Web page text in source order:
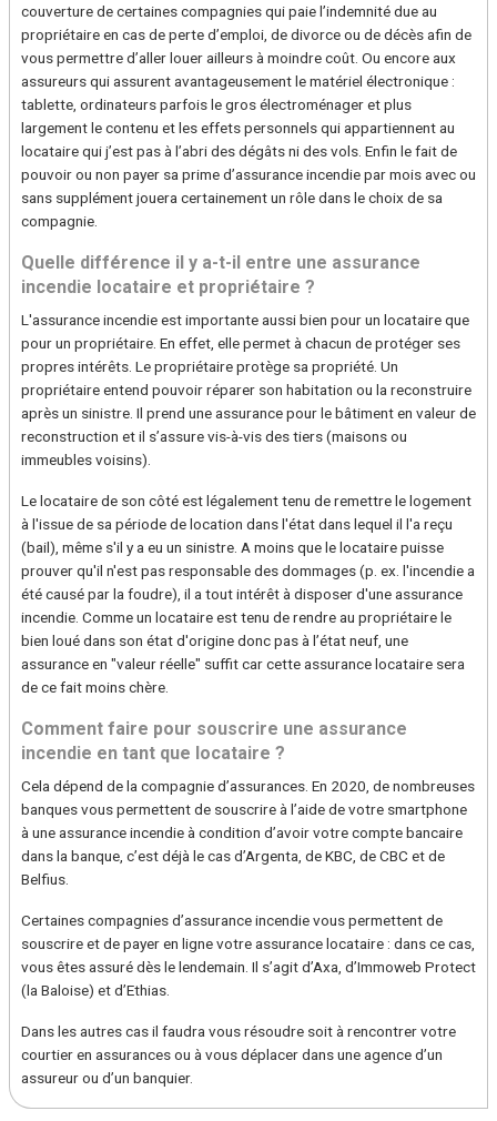
couverture de certaines compagnies qui paie l’indemnité due au
propriétaire en cas de perte d’emploi, de divorce ou de décès afin de
vous permettre d’aller louer ailleurs à moindre coût. Ou encore aux
assureurs qui assurent avantageusement le matériel électronique :
tablette, ordinateurs parfois le gros électroménager et plus
largement le contenu et les effets personnels qui appartiennent au
locataire qui j’est pas à l’abri des dégâts ni des vols. Enfin le fait de
pouvoir ou non payer sa prime d’assurance incendie par mois avec ou
sans supplément jouera certainement un rôle dans le choix de sa
compagnie.
Quelle différence il y a-t-il entre une assurance
incendie locataire et propriétaire ?
L'assurance incendie est importante aussi bien pour un locataire que
pour un propriétaire. En effet, elle permet à chacun de protéger ses
propres intérêts. Le propriétaire protège sa propriété. Un
propriétaire entend pouvoir réparer son habitation ou la reconstruire
après un sinistre. Il prend une assurance pour le bâtiment en valeur de
reconstruction et il s’assure vis-à-vis des tiers (maisons ou
immeubles voisins).
Le locataire de son côté est légalement tenu de remettre le logement
à l'issue de sa période de location dans l'état dans lequel il l'a reçu
(bail), même s'il y a eu un sinistre. A moins que le locataire puisse
prouver qu'il n'est pas responsable des dommages (p. ex. l'incendie a
été causé par la foudre), il a tout intérêt à disposer d'une assurance
incendie. Comme un locataire est tenu de rendre au propriétaire le
bien loué dans son état d'origine donc pas à l’état neuf, une
assurance en "valeur réelle" suffit car cette assurance locataire sera
de ce fait moins chère.
Comment faire pour souscrire une assurance
incendie en tant que locataire ?
Cela dépend de la compagnie d’assurances. En 2020, de nombreuses
banques vous permettent de souscrire à l’aide de votre smartphone
à une assurance incendie à condition d’avoir votre compte bancaire
dans la banque, c’est déjà le cas d’Argenta, de KBC, de CBC et de
Belfius.
Certaines compagnies d’assurance incendie vous permettent de
souscrire et de payer en ligne votre assurance locataire : dans ce cas,
vous êtes assuré dès le lendemain. Il s’agit d’Axa, d’Immoweb Protect
(la Baloise) et d’Ethias.
Dans les autres cas il faudra vous résoudre soit à rencontrer votre
courtier en assurances ou à vous déplacer dans une agence d’un
assureur ou d’un banquier.